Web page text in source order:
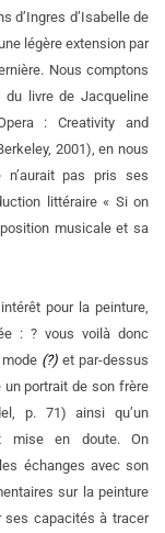
d’Ingres d’Isabelle de
légère extension par
Nous comptons
livre de Jacqueline
: Creativity and
2001), en nous
n’aurait pas pris ses
littéraire « Si on
musicale et sa
pour la peinture,
: ? vous voilà donc
(?)et par-dessus
un portrait de son frère
p. 71) ainsi qu’un
mise en doute. On
échanges avec son
sur la peinture
ses capacités à tracer